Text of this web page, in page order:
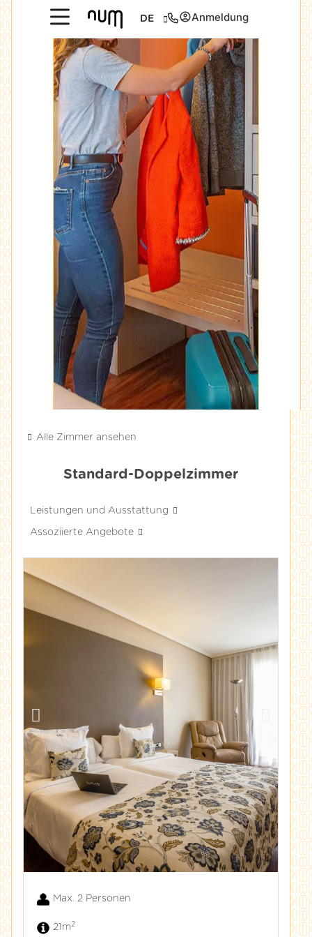
DE Anmeldung
Alle Zimmer ansehen
Standard-Doppelzimmer
Leistungen und Ausstattung
Assoziierte Angebote
Max. 2 Personen
21m2